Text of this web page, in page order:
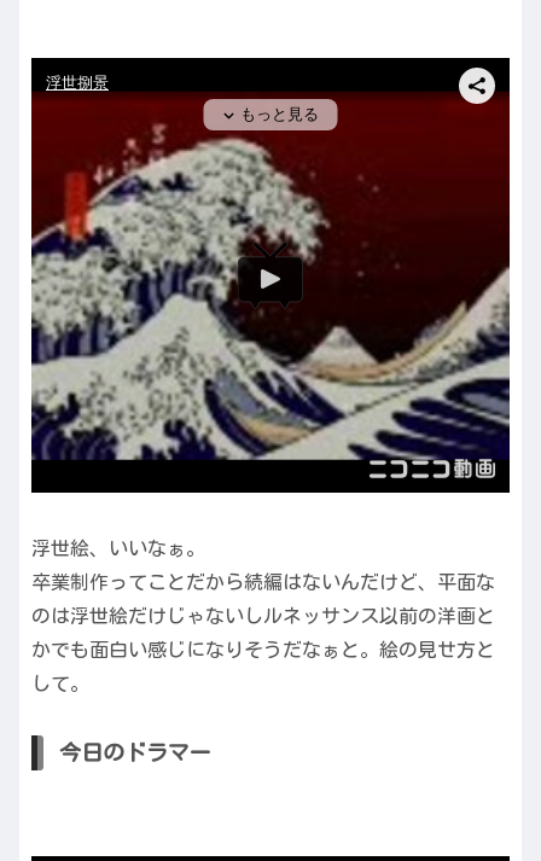
浮世絵、いいなぁ。
卒業制作ってことだから続編はないんだけど、平面な
のは浮世絵だけじゃないしルネッサンス以前の洋画と
かでも面白い感じになりそうだなぁと。絵の見せ方と
して。
今日のドラマー